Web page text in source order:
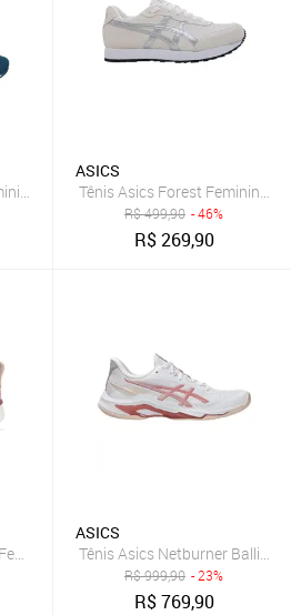
ASICS
Tênis Asics Forest Feminino -
R$499,90 - 46%
R$269,90
- Bege/Rosa
ASICS
Tênis Asics Netburner Ballistic
R$999,90 - 23%
R$769,90